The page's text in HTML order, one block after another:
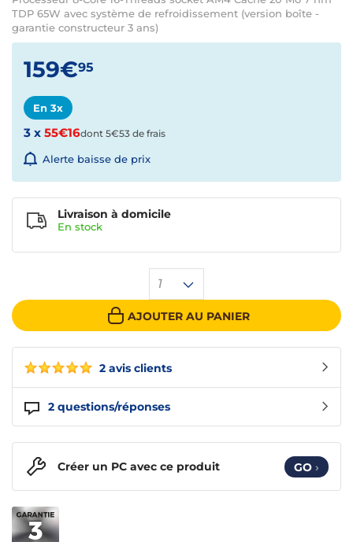
TDP 65W avec système de refroidissement (version boîte -
garantie constructeur 3 ans)
2 avis clients
2 questions/réponses
159€95
En 3x
3 x 55€16dont 5€53 de frais
Alerte baisse de prix
1
AJOUTER AU PANIER
Livraison à domicile
En stock
Créer un PC avec ce produit GO ›